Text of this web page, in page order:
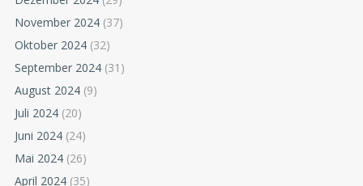
November 2024 (37)
Oktober 2024 (32)
September 2024 (31)
August 2024 (9)
Juli 2024 (20)
Juni 2024 (24)
Mai 2024 (26)
April 2024 (35)